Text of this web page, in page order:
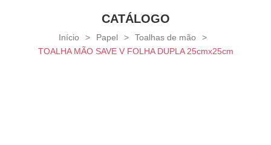
CATÁLOGO
Início > Papel > Toalhas de mão
>
TOALHA MÃO SAVE V FOLHA DUPLA 25cmx25cm